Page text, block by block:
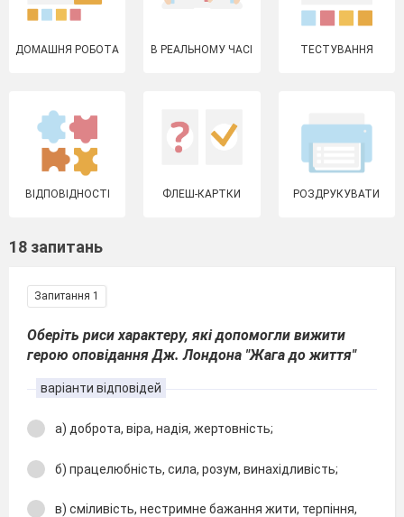
ДОМАШНЯ РОБОТА В РЕАЛЬНОМУ ЧАСІ ТЕСТУВАННЯ
ВІДПОВІДНОСТІ ФЛЕШ-КАРТКИ РОЗДРУКУВАТИ
18 запитань
Запитання 1
Оберіть риси характеру, які допомогли вижити
герою оповідання Дж. Лондона "Жага до життя"
варіанти відповідей
а) доброта, віра, надія, жертовність;
б) працелюбність, сила, розум, винахідливість;
в) сміливість, нестримне бажання жити, терпіння,